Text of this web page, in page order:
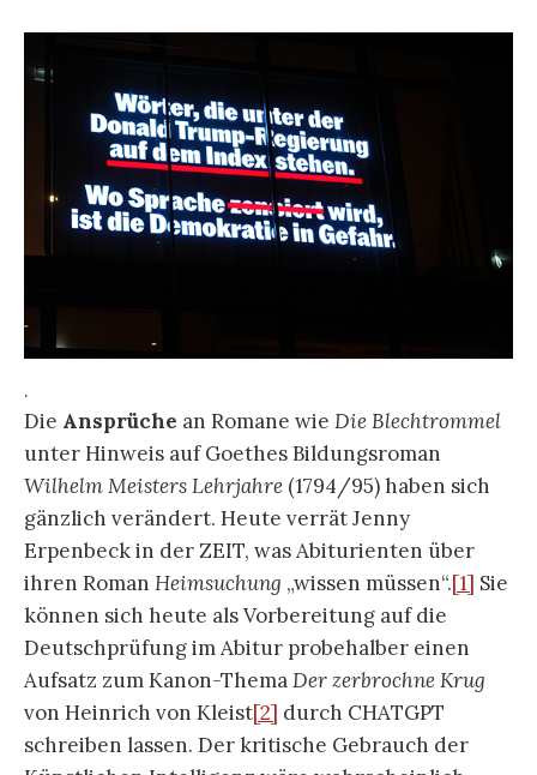
.
Die Ansprüche an Romane wie Die Blechtrommel
unter Hinweis auf Goethes Bildungsroman
Wilhelm Meisters Lehrjahre (1794/95) haben sich
gänzlich verändert. Heute verrät Jenny
Erpenbeck in der ZEIT, was Abiturienten über
ihren Roman Heimsuchung „wissen müssen“.[1] Sie
können sich heute als Vorbereitung auf die
Deutschprüfung im Abitur probehalber einen
Aufsatz zum Kanon-ThemaDer zerbrochne Krug
von Heinrich von Kleist[2] durch CHATGPT
schreiben lassen. Der kritische Gebrauch der